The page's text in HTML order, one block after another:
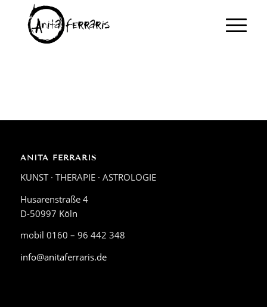
ANITA FERRARIS
KUNST · THERAPIE · ASTROLOGIE
Husarenstraße 4
D-50997 Köln
mobil 0160 – 96 442 348
info@anitaferraris.de